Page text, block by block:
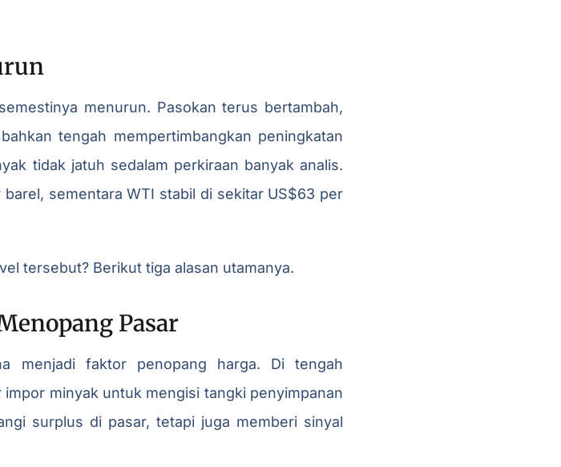
menurun. Pasokan terus bertambah,
tengah mempertimbangkan peningkatan
tidak jatuh sedalam perkiraan banyak analis.
sementara WTI stabil di sekitar US$63 per
tersebut? Berikut tiga alasan utamanya.
Pasar
menjadi faktor penopang harga. Di tengah
minyak untuk mengisi tangki penyimpanan
surplus di pasar, tetapi juga memberi sinyal